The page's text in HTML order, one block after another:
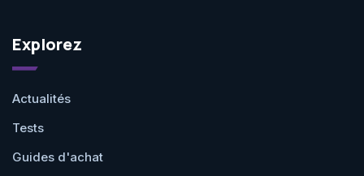
Explorez
Actualités
Tests
Guides d'achat